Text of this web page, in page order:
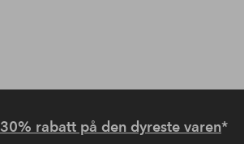
30% rabatt på den dyreste varen*